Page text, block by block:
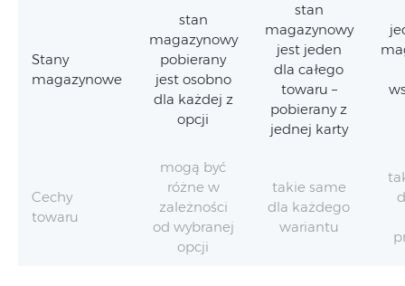
Stany
magazynowe
stan
magazynowy
pobierany
jest osobno
dla każdej z
opcji
stan
magazynowy
jest jeden
dla całego
towaru –
pobierany z
jednej karty
Cechy
towaru
mogą być
różne w
zależności
od wybranej
opcji
takie same
dla każdego
wariantu